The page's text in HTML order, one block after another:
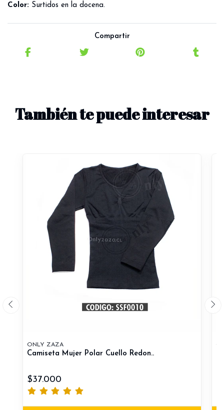
Color: Surtidos en la docena.
Compartir
También te puede interesar
ONLY ZAZA
Camiseta Mujer Polar Cuello Redon..
$37.000